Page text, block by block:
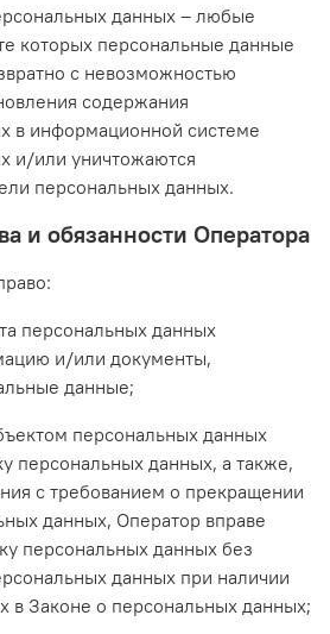
данных – любые
которых персональные данные
с невозможностью
содержания
в информационной системе
и/или уничтожаются
персональных данных.
и обязанности Оператора
персональных данных
и/или документы,
данные;
персональных данных
персональных данных, а также,
с требованием о прекращении
данных, Оператор вправе
персональных данных без
данных при наличии
в Законе о персональных данных;